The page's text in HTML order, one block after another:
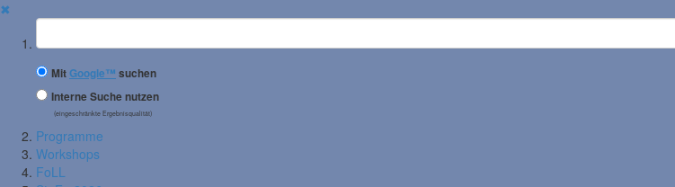
✖
Suchbegriff
MitGoogle™ suchen
Interne Suche nutzen
(eingeschränkte Ergebnisqualität)
Programme
Workshops
FoLL